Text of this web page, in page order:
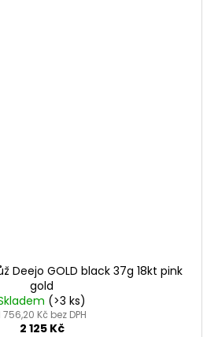
Deejo GOLD black 37g 18kt pink
gold
(>3 ks)
756,20 Kč bez DPH
2 125 Kč